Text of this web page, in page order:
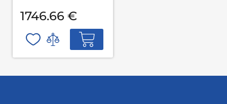
1746.66 €